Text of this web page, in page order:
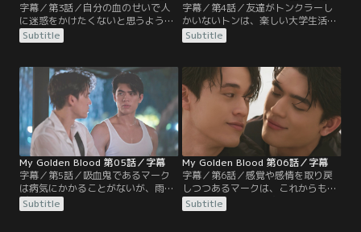
字幕／第3話／自分の血のせいで人
に迷惑をかけたくないと思うように
なったトン。そんなトンは、21歳に
なるまでマークと一緒にいることを
睡眠も食事も必要ないマークは、ト
ンを気にかけて世話をする。ある
日、マークはトンをメディカルセン
ターへ連れていく。そこには吸血鬼
のリーダーであるターラーがいた。
Subtitle
字幕／第4話／友達がトンクラーし
かいないトンは、楽しい大学生活の
ために友達を作ろうと考える。マー
クは友達がいないことを悲しむなと
いの部屋に誰かが入居することを知
る。そんな中、トンはやる気満々で
バスケの試合に出ようとするが、チ
ームメンバーはマークも試合に出て
ほしいと言う。
Subtitle
My Golden Blood 第05話／字幕
字幕／第5話／吸血鬼であるマーク
は病気にかかることがないが、雨で
びしょ濡れのトンが風邪を引かない
か心配する。翌日、トンとマークは
Subtitle
My Golden Blood 第06話／字幕
字幕／第6話／感覚や感情を取り戻
しつつあるマークは、これからもト
ンと一緒に過ごして守っていくこと
をトンに告げる。その後、大学の授
Subtitle